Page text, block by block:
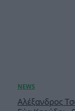
Αλέξανδρος